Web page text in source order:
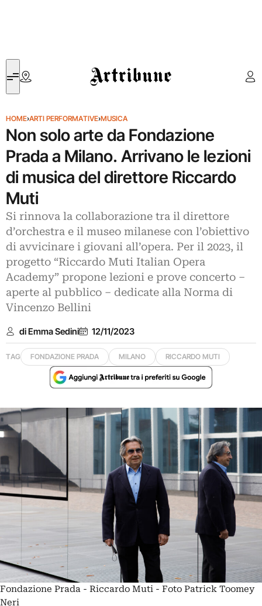
Artribune
HOME›ARTI PERFORMATIVE›MUSICA
Non solo arte da Fondazione
Prada a Milano. Arrivano le lezioni
di musica del direttore Riccardo
Muti
Si rinnova la collaborazione tra il direttore
d’orchestra e il museo milanese con l’obiettivo
di avvicinare i giovani all’opera. Per il 2023, il
progetto “Riccardo Muti Italian Opera
Academy” propone lezioni e prove concerto –
aperte al pubblico – dedicate alla Norma di
Vincenzo Bellini
di Emma Sedini 12/11/2023
TAG FONDAZIONE PRADA MILANO RICCARDO MUTI
Fondazione Prada - Riccardo Muti - Foto Patrick Toomey
Neri